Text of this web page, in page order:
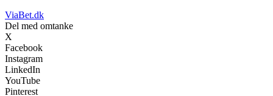
ViaBet.dk
Del med omtanke
X
Facebook
Instagram
LinkedIn
YouTube
Pinterest